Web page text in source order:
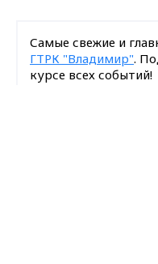
Самые свежие и
ГТРК "Владимир".
курсе всех событий!